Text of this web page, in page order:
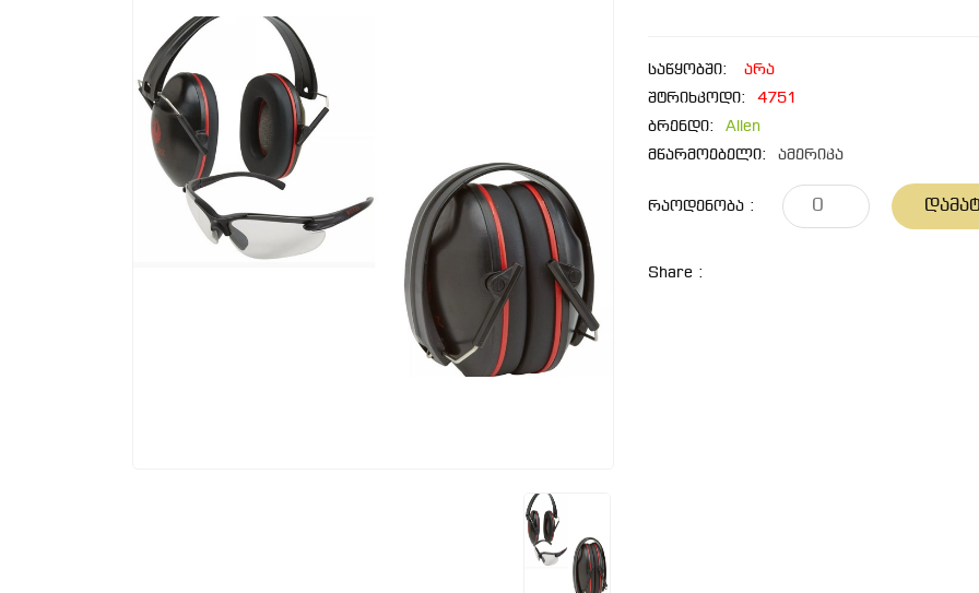
საწყობში:
არა
შტრიხკოდი:
4751
ბრენდი:
Allen
მწარმოებელი:
ამერიკა
Რაოდენობა :
Share :